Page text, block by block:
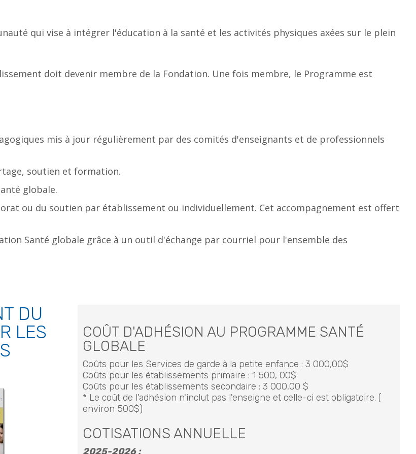
qui vise à intégrer l'éducation à la santé et les activités physiques axées sur le plein
doit devenir membre de la Fondation. Une fois membre, le Programme est
mis à jour régulièrement par des comités d'enseignants et de professionnels
soutien et formation.
globale.
ou du soutien par établissement ou individuellement. Cet accompagnement est offert
Santé globale grâce à un outil d'échange par courriel pour l'ensemble des
DU
LES
COÛT D'ADHÉSION AU PROGRAMME SANTÉ
GLOBALE
Coûts pour les Services de garde à la petite enfance : 3 000,00$
Coûts pour les établissements primaire : 1 500, 00$
Coûts pour les établissements secondaire : 3 000,00 $
* Le coût de l'adhésion n'inclut pas l'enseigne et celle-ci est obligatoire. (
environ 500$)
COTISATIONS ANNUELLE
2025-2026 :